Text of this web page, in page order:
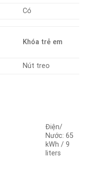
Có
Khóa trẻ em
Nút treo
Điện/
Nước: 65
kWh / 9
liters